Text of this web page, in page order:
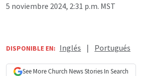
5 noviembre 2024, 2:31 p.m. MST
DISPONIBLE EN: Inglés | Portugués
See More Church NewsStories In Search